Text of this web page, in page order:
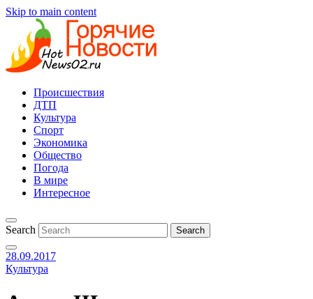
Skip to main content
Происшествия
ДТП
Культура
Спорт
Экономика
Общество
Погода
В мире
Интересное
Search
28.09.2017
Культура